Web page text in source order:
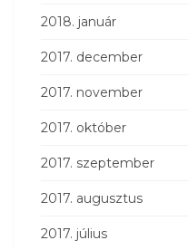
2018. január
2017. december
2017. november
2017. október
2017. szeptember
2017. augusztus
2017. július